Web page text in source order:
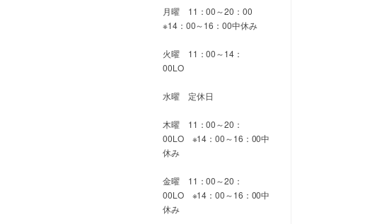
月曜 11：00～20：00
※14：00～16：00中休み
火曜 11：00～14：
00LO
水曜 定休日
木曜 11：00～20：
00LO ※14：00～16：00中
休み
金曜 11：00～20：
00LO ※14：00～16：00中
休み